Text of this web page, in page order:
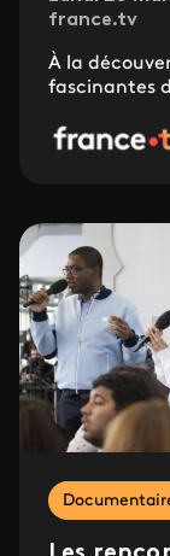
france.tv
À la
fascinantes